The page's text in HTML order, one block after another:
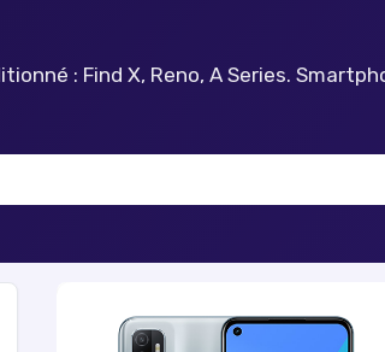
: Find X, Reno, A Series.